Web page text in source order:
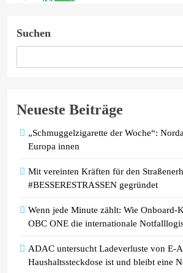
Wochenfrist um
Preissenkungen
Suchen
Neueste Beiträge
„Schmuggelzigarette der Woche“:
Europa innen
Mit vereinten Kräften für den
#BESSERESTRASSEN gegründet
Wenn jede Minute zählt: Wie Onboard-
OBC ONE die internationale
ADAC untersucht Ladeverluste von E-
Haushaltssteckdose ist und bleibt eine